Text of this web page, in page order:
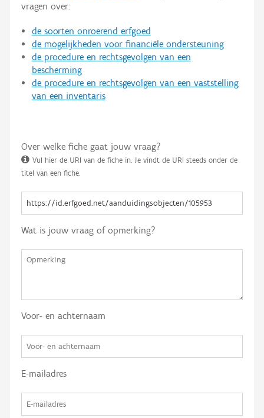
vragen over:
de soorten onroerend erfgoed
de mogelijkheden voor financiële ondersteuning
de procedure en rechtsgevolgen van een
bescherming
de procedure en rechtsgevolgen van een vaststelling
van een inventaris
Over welke fiche gaat jouw vraag?
Vul hier de URI van de fiche in. Je vindt de URI steeds onder de
titel van een fiche.
Wat is jouw vraag of opmerking?
Voor- en achternaam
E-mailadres